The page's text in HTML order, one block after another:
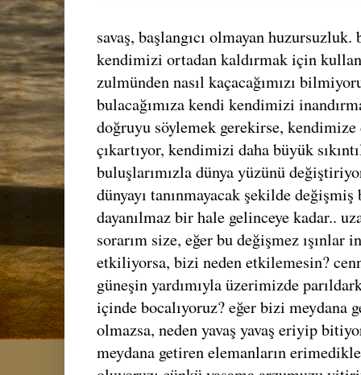
savaş, başlangıcı olmayan
kendimizi ortadan kaldırmak için
zulmünden nasıl kaçacağımızı
bulacağımıza kendi kendimizi
doğruyu söylemek gerekirse,
çıkartıyor, kendimizi daha büyük
buluşlarımızla dünya yüzünü
dünyayı tanınmayacak şekilde değişmiş
dayanılmaz bir hale gelinceye kadar..
sorarım size, eğer bu değişmez ışınlar
etkiliyorsa, bizi neden etkilemesin?
güneşin yardımıyla üzerimizde
içinde bocalıyoruz? eğer bizi meydana
olmazsa, neden yavaş yavaş eriyip
meydana getiren elemanların